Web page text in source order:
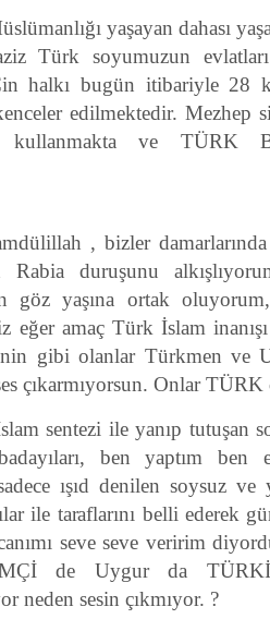
yaşayan dahası
Türk soyumuzun
halkı bugün itibariyle 28
edilmektedir. Mezhep
kullanmakta ve TÜRK
, bizler
Rabia duruşunu
göz yaşına ortak oluyorum,
amaç Türk İslam
gibi olanlar Türkmen ve
çıkarmıyorsun. Onlar
sentezi ile yanıp tutuşan
ben yaptım
ışıd denilen soysuz ve
ile taraflarını belli ederek
seve seve veririm
de Uygur da
neden sesin çıkmıyor. ?